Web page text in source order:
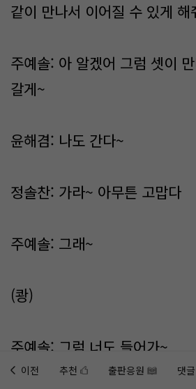
같이 만나서 이어질 수 있게 해
주예솔: 아 알겠어 그럼 셋이
갈게~
윤해겸: 나도 간다~
정솔찬: 가라~ 아무튼 고맙다
주예솔: 그래~
(쾅)
주예솔: 그럼 너도 들어가~
이전 추천 출판응원 댓글
홈에미노벨 웹추가하기